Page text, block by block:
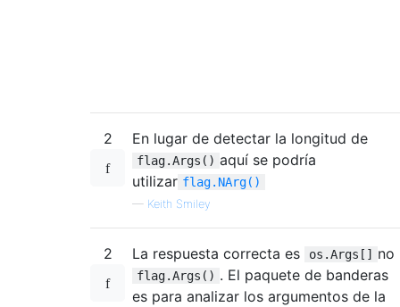
2 En lugar de detectar la longitud de
flag.Args() aquí se podría
utilizar flag.NArg()
— Keith Smiley
2 La respuesta correcta es os.Args[] no
flag.Args() . El paquete de banderas
es para analizar los argumentos de la